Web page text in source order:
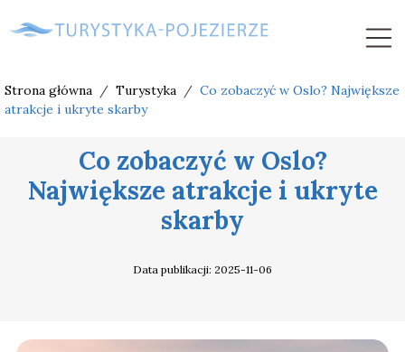
Strona główna / Turystyka / Co zobaczyć w Oslo? Największe
atrakcje i ukryte skarby
Co zobaczyć w Oslo?
Największe atrakcje i ukryte
skarby
Data publikacji: 2025-11-06